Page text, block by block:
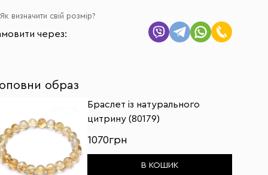
Як визначити свій розмір?
через:
образ
Браслет із натурального
цитрину (80179)
1070грн
В КОШИК